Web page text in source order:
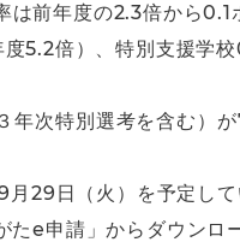
前年度の2.3倍から
5.2倍）、特別支援学
次特別選考を含む）
29日（火）を予定して
e申請」からダウンロ